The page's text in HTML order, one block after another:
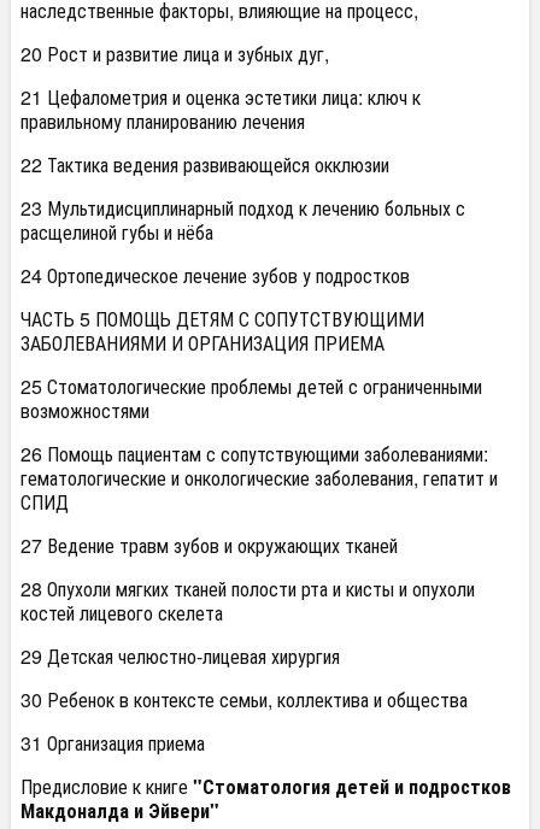
наследственные факторы, влияющие на процесс,
20 Рост и развитие лица и зубных дуг,
21 Цефалометрия и оценка эстетики лица: ключ к
правильному планированию лечения
22 Тактика ведения развивающейся окклюзии
23 Мультидисциплинарный подход к лечению больных с
расщелиной губы и нёба
24 Ортопедическое лечение зубов у подростков
ЧАСТЬ 5 ПОМОЩЬ ДЕТЯМ С СОПУТСТВУЮЩИМИ
ЗАБОЛЕВАНИЯМИ И ОРГАНИЗАЦИЯ ПРИЕМА
25 Стоматологические проблемы детей с ограниченными
возможностями
26 Помощь пациентам с сопутствующими заболеваниями:
гематологические и онкологические заболевания, гепатит и
СПИД
27 Ведение травм зубов и окружающих тканей
28 Опухоли мягких тканей полости рта и кисты и опухоли
костей лицевого скелета
29 Детская челюстно-лицевая хирургия
30 Ребенок в контексте семьи, коллектива и общества
31 Организация приема
Предисловие к книге"Стоматология детей и подростков
Макдоналда и Эйвери"